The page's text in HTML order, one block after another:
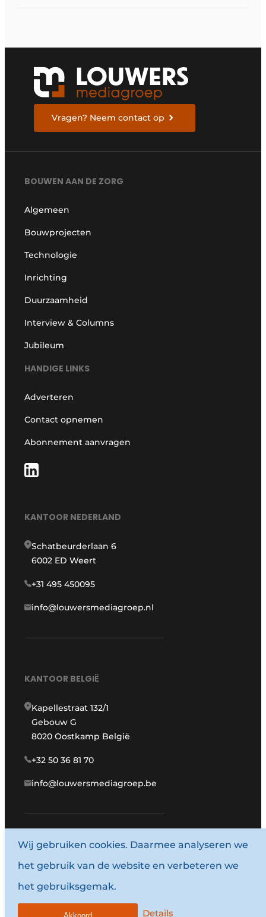
BOUWEN AAN DE ZORG
Algemeen
Bouwprojecten
Technologie
Inrichting
Duurzaamheid
Interview & Columns
Jubileum
HANDIGE LINKS
Adverteren
Contact opnemen
Abonnement aanvragen
KANTOOR NEDERLAND
6002 ED Weert
+31 495 450095
KANTOOR BELGIË
Kapellestraat 132/1
8020 Oostkamp België
+32 50 36 81 70
www.louwersmediagroep.com
© 1987 - 2026 Louwersmediagroep.
Algemene voorwaarden
Wij gebruiken cookies. Daarmee analyseren we
het gebruik van de website en verbeteren we
het gebruiksgemak.
Details